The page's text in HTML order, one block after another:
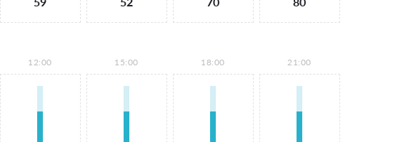
12:00 15:00 18:00 21:00